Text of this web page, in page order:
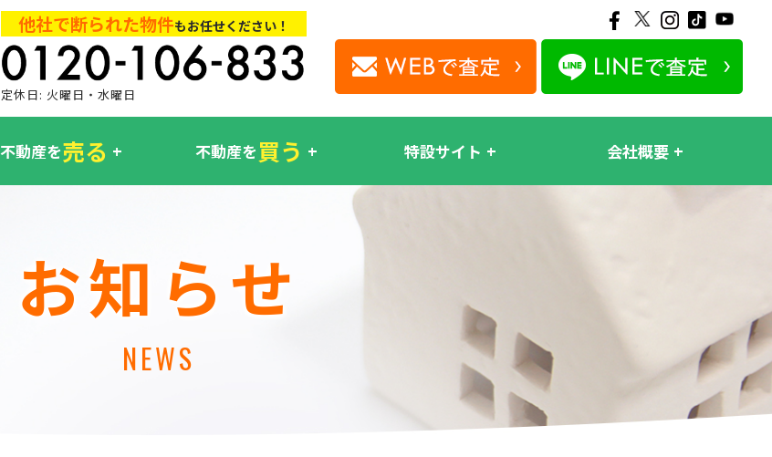
他社で断られた物件もお任せください！
定休日: 火曜日・水曜日
不動産を売る 不動産を買う 特設サイト 会社概要
お知らせ
NEWS